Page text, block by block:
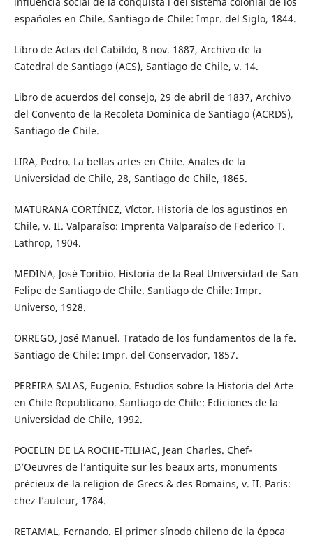
españoles en Chile. Santiago de Chile: Impr. del Siglo, 1844.
Libro de Actas del Cabildo, 8 nov. 1887, Archivo de la
Catedral de Santiago (ACS), Santiago de Chile, v. 14.
Libro de acuerdos del consejo, 29 de abril de 1837, Archivo
del Convento de la Recoleta Dominica de Santiago (ACRDS),
Santiago de Chile.
LIRA, Pedro. La bellas artes en Chile. Anales de la
Universidad de Chile, 28, Santiago de Chile, 1865.
MATURANA CORTÍNEZ, Víctor. Historia de los agustinos en
Chile, v. II. Valparaíso: Imprenta Valparaíso de Federico T.
Lathrop, 1904.
MEDINA, José Toribio. Historia de la Real Universidad de San
Felipe de Santiago de Chile. Santiago de Chile: Impr.
Universo, 1928.
ORREGO, José Manuel. Tratado de los fundamentos de la fe.
Santiago de Chile: Impr. del Conservador, 1857.
PEREIRA SALAS, Eugenio. Estudios sobre la Historia del Arte
en Chile Republicano. Santiago de Chile: Ediciones de la
Universidad de Chile, 1992.
POCELIN DE LA ROCHE-TILHAC, Jean Charles. Chef-
D’Oeuvres de l’antiquite sur les beaux arts, monuments
précieux de la religion de Grecs & des Romains, v. II. París:
chez l’auteur, 1784.
RETAMAL, Fernando. El primer sínodo chileno de la época